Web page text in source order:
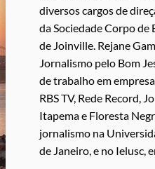
diversos cargos de
da Sociedade Corpo
de Joinville. Rejane
Jornalismo pelo Bom
de trabalho em
RBS TV, Rede Record,
Itapema e Floresta
jornalismo na
de Janeiro, e no Ielusc,